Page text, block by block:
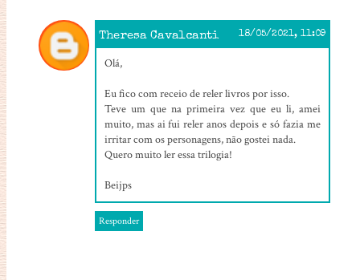
Theresa Cavalcanti 18/05/2021, 11:09
Olá,
Eu fico com receio de reler livros por isso.
Teve um que na primeira vez que eu li, amei
muito, mas ai fui reler anos depois e só fazia me
irritar com os personagens, não gostei nada.
Quero muito ler essa trilogia!
Beijps
Responder